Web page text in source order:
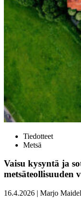
Tiedotteet
Metsä
Vaisu kysyntä ja
metsäteollisuuden
16.4.2026 | Marjo